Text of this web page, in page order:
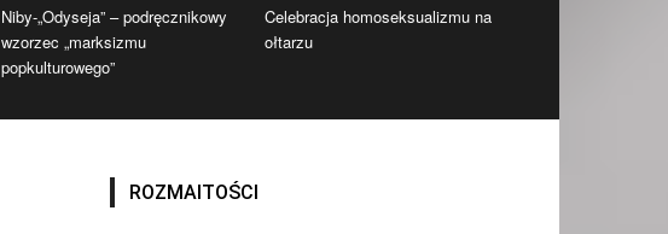
Niby-„Odyseja” – podręcznikowy
wzorzec „marksizmu
popkulturowego”
Celebracja homoseksualizmu na
ołtarzu
ROZMAITOŚCI